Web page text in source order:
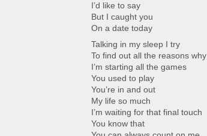
I’d like to say
But I caught you
On a date today
Talking in my sleep I try
To find out all the reasons why
I’m starting all the games
You used to play
You’re in and out
My life so much
I’m waiting for that final touch
You know that